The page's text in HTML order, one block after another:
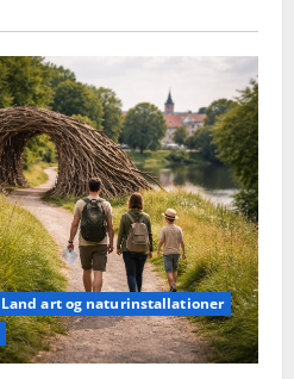
Land art og naturinstallationer